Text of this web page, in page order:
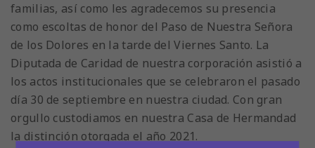
familias, así como les agradecemos su presencia
como escoltas de honor del Paso de Nuestra Señora
de los Dolores en la tarde del Viernes Santo. La
Diputada de Caridad de nuestra corporación asistió a
los actos institucionales que se celebraron el pasado
día 30 de septiembre en nuestra ciudad. Con gran
orgullo custodiamos en nuestra Casa de Hermandad
la distinción otorgada el año 2021.